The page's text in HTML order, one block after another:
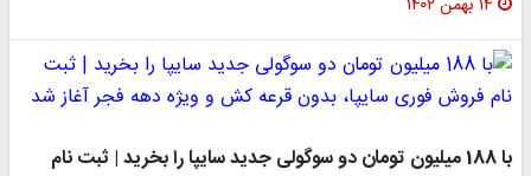
۱۴ بهمن ۱۴۰۲
با 188 میلیون تومان دو سوگولی جدید سایپا را بخرید | ثبت نام